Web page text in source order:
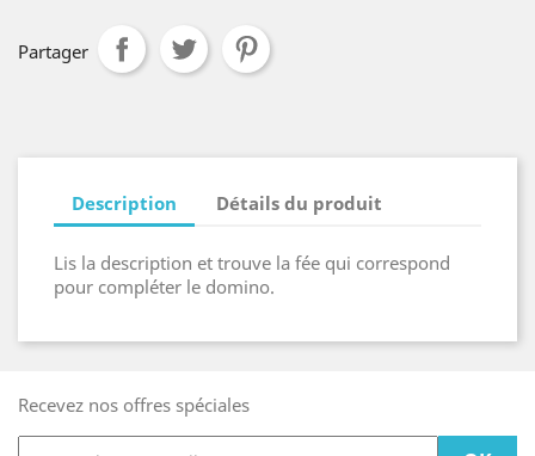
Partager
Description Détails du produit
Lis la description et trouve la fée qui correspond
pour compléter le domino.
Recevez nos offres spéciales